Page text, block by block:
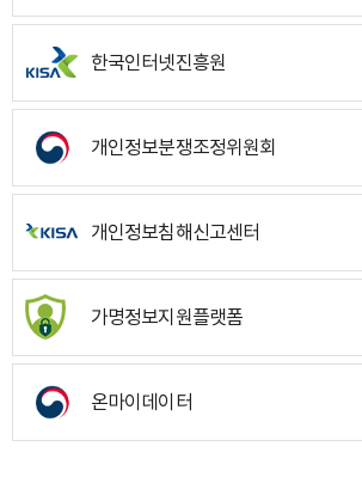
한국인터넷진흥원
개인정보분쟁조정위원회
개인정보침해신고센터
가명정보지원플랫폼
온마이데이터